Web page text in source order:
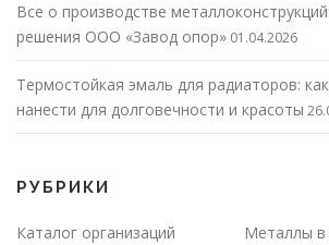
Все о производстве
решения ООО «Завод опор» 01.04.2026
Термостойкая эмаль для радиаторов:
нанести для долговечности и красоты
РУБРИКИ
Каталог организаций
Металлы